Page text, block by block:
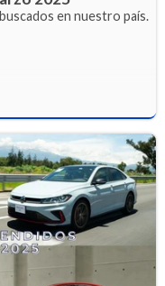
en nuestro país.